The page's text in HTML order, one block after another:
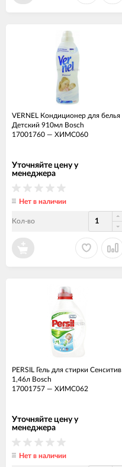
VERNEL Кондиционер для белья
Детский 910мл Bosch
17001760 — ХИМС060
Уточняйте цену у
менеджера
Нет в наличии
Кол-во
PERSIL Гель для стирки Сенситив
1,46л Bosch
17001757 — ХИМС062
Уточняйте цену у
менеджера
Нет в наличии